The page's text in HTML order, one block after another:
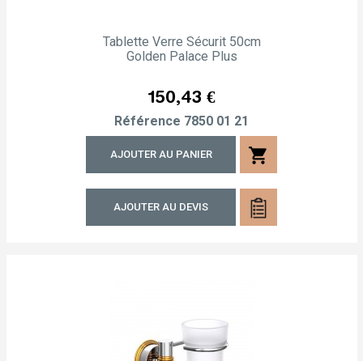
Tablette Verre Sécurit 50cm
Golden Palace Plus
Prix
150,43 €
Référence 7850 01 21
AJOUTER AU PANIER shopping_cart
AJOUTER AU DEVIS